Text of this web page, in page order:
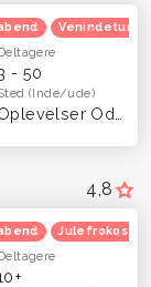
Venindetur
- 50
(Inde/ude)
4,8
Julefrokost